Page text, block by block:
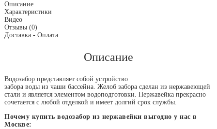
Описание
Характеристики
Видео
Отзывы (0)
Доставка - Оплата
Описание
Водозабор представляет собой устройство
забора воды из чаши бассейна. Желоб забора сделан из нержавеющей
стали и является элементом водоподготовки. Нержавейка прекрасно
сочетается с любой отделкой и имеет долгий срок службы.
Почему купить водозабор из нержавейки выгодно у нас в
Москве: